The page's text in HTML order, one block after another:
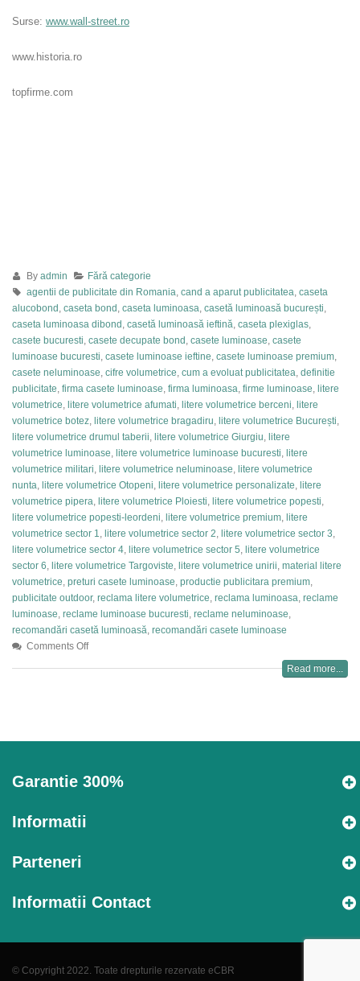
Surse: www.wall-street.ro
www.historia.ro
topfirme.com
By admin
Fără categorie
agentii de publicitate din Romania cand a aparut publicitatea caseta
alucobond caseta bond caseta luminoasa casetă luminoasă bucurești
caseta luminoasa dibond casetă luminoasă ieftină caseta plexiglas
casete bucuresti casete decupate bond casete luminoase casete
luminoase bucuresti casete luminoase ieftine casete luminoase premium
casete neluminoase cifre volumetrice cum a evoluat publicitatea definitie
publicitate firma casete luminoase firma luminoasa firme luminoase litere
volumetrice litere volumetrice afumati litere volumetrice berceni litere
volumetrice botez litere volumetrice bragadiru litere volumetrice București
litere volumetrice drumul taberii litere volumetrice Giurgiu litere
volumetrice luminoase litere volumetrice luminoase bucuresti litere
volumetrice militari litere volumetrice neluminoase litere volumetrice
nunta litere volumetrice Otopeni litere volumetrice personalizate litere
volumetrice pipera litere volumetrice Ploiesti litere volumetrice popesti
litere volumetrice popesti-leordeni litere volumetrice premium litere
volumetrice sector 1
litere volumetrice sector 2 litere volumetrice sector 3
litere volumetrice sector 4 litere volumetrice sector 5 litere volumetrice
sector 6 litere volumetrice Targoviste litere volumetrice unirii material litere
volumetrice preturi casete luminoase productie publicitara premium
publicitate outdoor, reclama litere volumetrice reclama luminoasa reclame
luminoase reclame luminoase bucuresti reclame neluminoase
recomandări casetă luminoasă recomandări casete luminoase
Comments Off
Read more...
Garantie 300%
Informatii
Parteneri
Informatii Contact
© Copyright 2022. Toate drepturile rezervate eCBR